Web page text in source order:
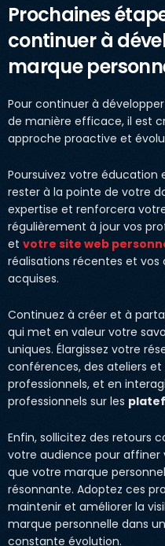
Prochaines
continuer à
marque
Pour continuer à
de manière efficace, il est
approche proactive et
Poursuivez votre
rester à la pointe de votre
expertise et renforcera
régulièrement à jour vos
et votre site web
réalisations récentes et
acquises.
Continuez à créer et à
qui met en valeur votre
uniques. Élargissez votre
conférences, des ateliers
professionnels, et en
professionnels sur les
Enfin, sollicitez des retours
votre audience pour
que votre marque
résonnante. Adoptez ces
maintenir et améliorer la
marque personnelle dans
constante évolution.